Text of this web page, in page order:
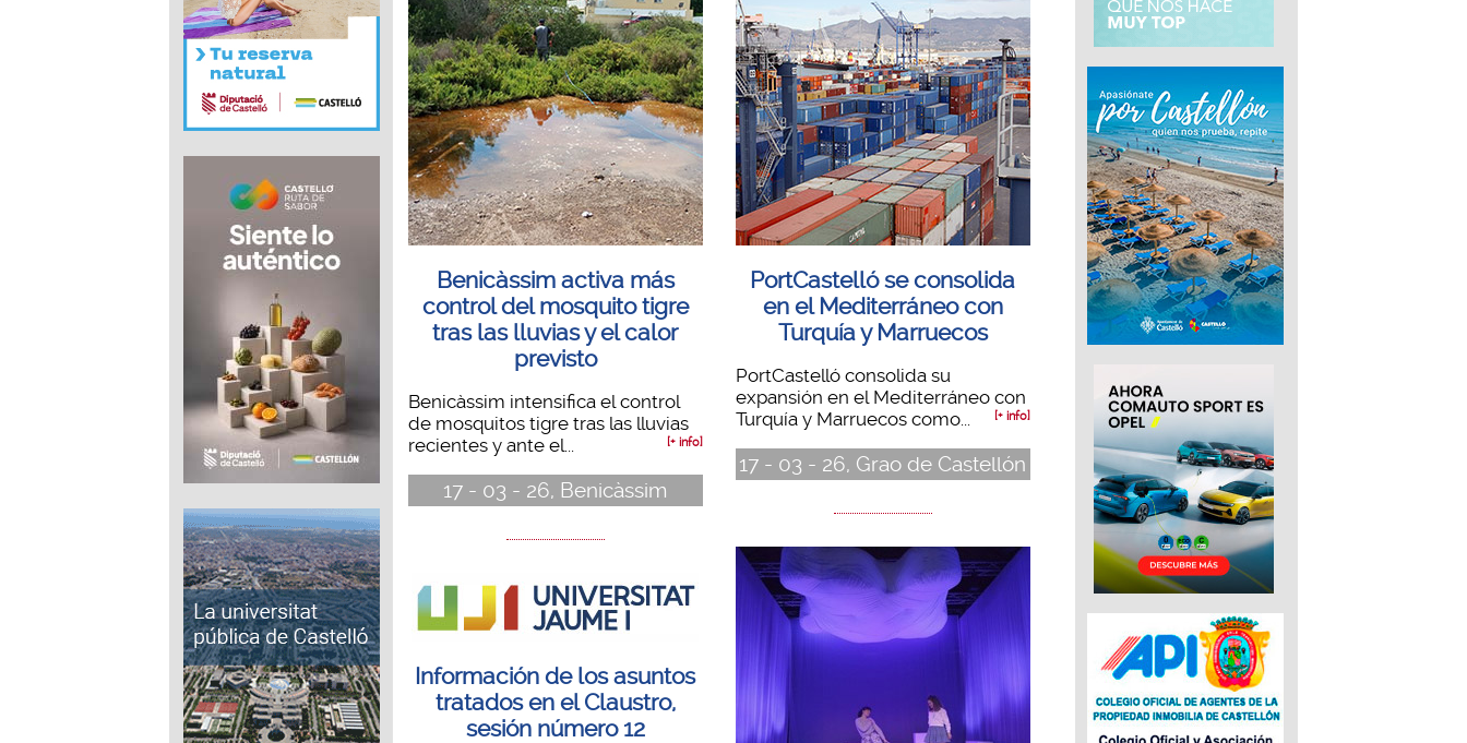
Benicàssim activa más
control del mosquito tigre
tras las lluvias y el calor
previsto
Benicàssim intensifica el control
de mosquitos tigre tras las lluvias
recientes y ante el...
[+ info]
17 - 03 - 26, Benicàssim
Información de los asuntos
tratados en el Claustro,
sesión número 12
PortCastelló se consolida
en el Mediterráneo con
Turquía y Marruecos
PortCastelló consolida su
expansión en el Mediterráneo con
Turquía y Marruecos como...
[+ info]
17 - 03 - 26, Grao de Castellón